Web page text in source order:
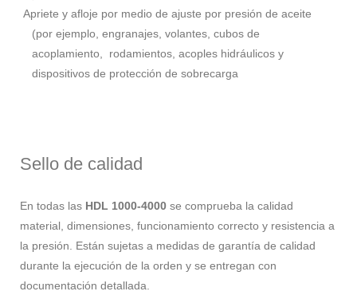
Apriete y afloje por medio de ajuste por presión de aceite
(por ejemplo, engranajes, volantes, cubos de
acoplamiento, rodamientos, acoples hidráulicos y
dispositivos de protección de sobrecarga
Sello de calidad
En todas las HDL 1000-4000 se comprueba la calidad
material, dimensiones, funcionamiento correcto y resistencia a
la presión. Están sujetas a medidas de garantía de calidad
durante la ejecución de la orden y se entregan con
documentación detallada.